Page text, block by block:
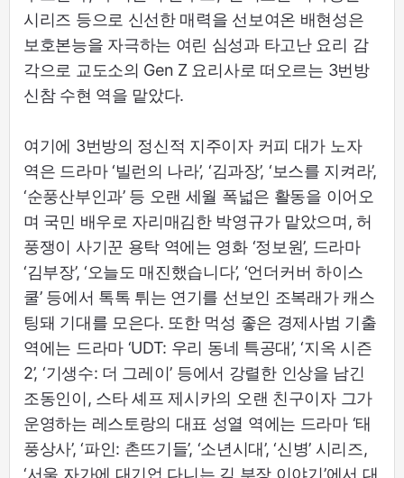
시리즈 등으로 신선한 매력을 선보여온 배현성은
보호본능을 자극하는 여린 심성과 타고난 요리 감
각으로 교도소의 Gen Z 요리사로 떠오르는 3번방
신참 수현 역을 맡았다.
여기에 3번방의 정신적 지주이자 커피 대가 노자
역은 드라마 ‘빌런의 나라’, ‘김과장’, ‘보스를 지켜라’,
‘순풍산부인과’ 등 오랜 세월 폭넓은 활동을 이어오
며 국민 배우로 자리매김한 박영규가 맡았으며, 허
풍쟁이 사기꾼 용탁 역에는 영화 ‘정보원’, 드라마
‘김부장’, ‘오늘도 매진했습니다’, ‘언더커버 하이스
쿨’ 등에서 톡톡 튀는 연기를 선보인 조복래가 캐스
팅돼 기대를 모은다. 또한 먹성 좋은 경제사범 기출
역에는 드라마 ‘UDT: 우리 동네 특공대’, ‘지옥 시즌
2’, ‘기생수: 더 그레이’ 등에서 강렬한 인상을 남긴
조동인이, 스타 셰프 제시카의 오랜 친구이자 그가
운영하는 레스토랑의 대표 성열 역에는 드라마 ‘태
풍상사’, ‘파인: 촌뜨기들’, ‘소년시대’, ‘신병’ 시리즈,